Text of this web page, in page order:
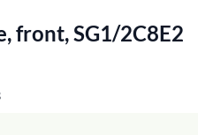
front, SG1/2C8E2